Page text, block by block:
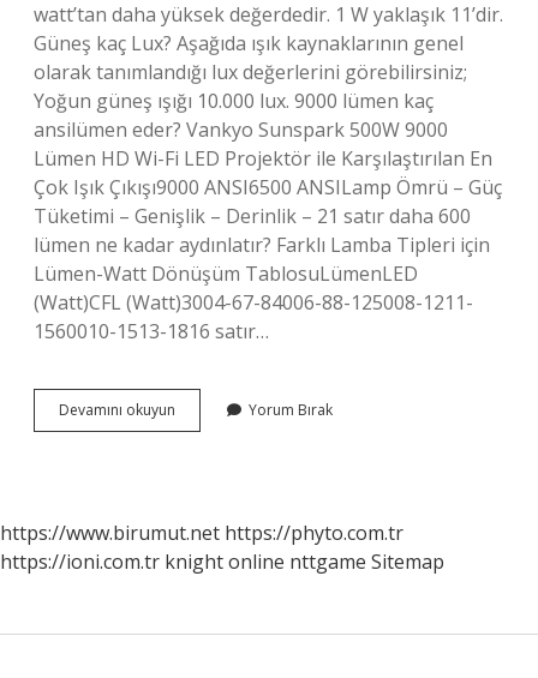
watt’tan daha yüksek değerdedir. 1 W yaklaşık 11’dir.
Güneş kaç Lux? Aşağıda ışık kaynaklarının genel
olarak tanımlandığı lux değerlerini görebilirsiniz;
Yoğun güneş ışığı 10.000 lux. 9000 lümen kaç
ansilümen eder? Vankyo Sunspark 500W 9000
Lümen HD Wi-Fi LED Projektör ile Karşılaştırılan En
Çok Işık Çıkışı9000 ANSI6500 ANSILamp Ömrü – Güç
Tüketimi – Genişlik – Derinlik – 21 satır daha 600
lümen ne kadar aydınlatır? Farklı Lamba Tipleri için
Lümen-Watt Dönüşüm TablosuLümenLED
(Watt)CFL (Watt)3004-67-84006-88-125008-1211-
1560010-1513-1816 satır…
Devamını okuyun
Kaç
Yorum Bırak
https://www.birumut.net https://phyto.com.tr
https://ioni.com.tr knight online nttgame Sitemap